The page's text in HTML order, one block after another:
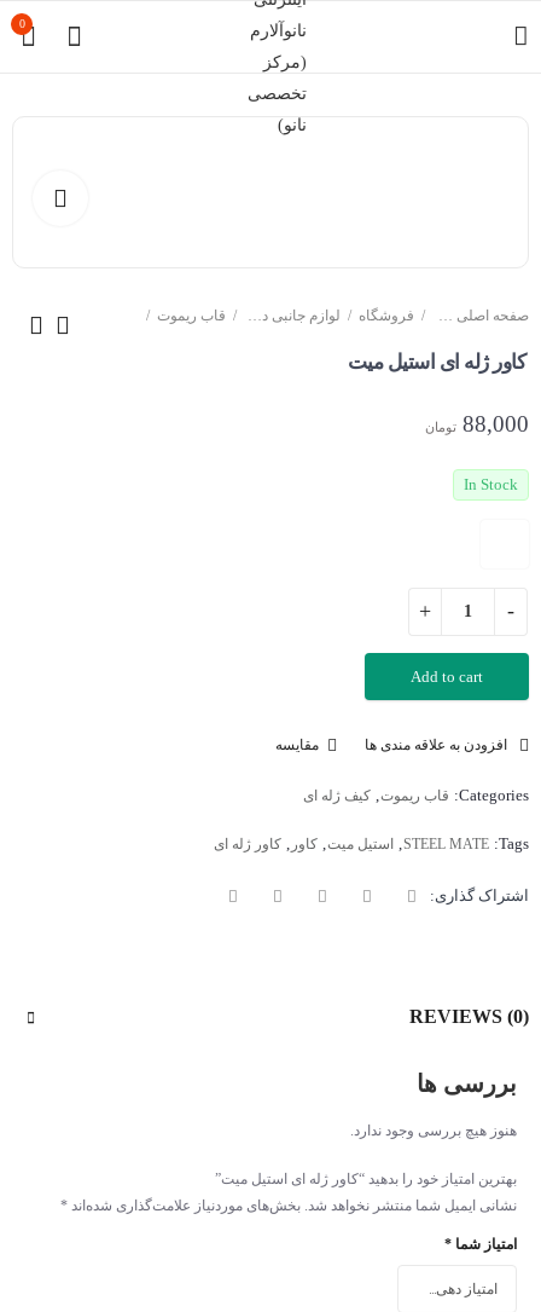
0
صفحه اصلی سایت فروشگاه لوازم جانبی دزدگیر خودرو قاب ریموت
کاور ژله ای استیل میت
88,000 تومان
In Stock
Add to cart
افزودن به علاقه مندی ها مقایسه
Categories: قاب ریموت کیف ژله ای
Tags:
STEEL MATE استیل میت کاور کاور ژله ای
اشتراک گذاری:
REVIEWS (0)
بررسی ها
هنوز هیچ بررسی وجود ندارد.
بهترین امتیاز خود را بدهید “کاور ژله ای استیل میت”
نشانی ایمیل شما منتشر نخواهد شد. بخش‌های موردنیاز علامت‌گذاری شده‌اند *
امتیاز شما *